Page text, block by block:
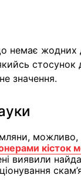
немає жодних
стосунок
значення.
можливо,
кісток
виявили